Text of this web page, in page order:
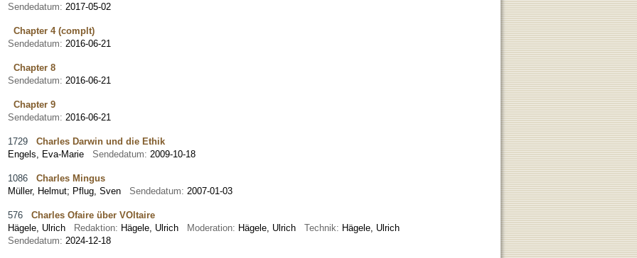
Sendedatum: 2017-05-02
Chapter 4 (complt)
Sendedatum: 2016-06-21
Chapter 8
Sendedatum: 2016-06-21
Chapter 9
Sendedatum: 2016-06-21
1729 Charles Darwin und die Ethik
Engels, Eva-Marie
Sendedatum: 2009-10-18
1086 Charles Mingus
Müller, Helmut; Pflug, Sven Sendedatum: 2007-01-03
576 Charles Ofaire über VOltaire
Hägele, Ulrich
Redaktion: Hägele, Ulrich Moderation: Hägele, Ulrich Technik: Hägele, Ulrich
Sendedatum: 2024-12-18